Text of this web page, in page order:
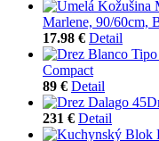
Marlene, 90/60cm,
17.98 € Detail
Compact
89 € Detail
231 € Detail